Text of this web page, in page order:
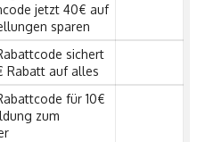
jetzt 40€ auf
sparen
sichert
Rabatt auf alles
für 10€
zum